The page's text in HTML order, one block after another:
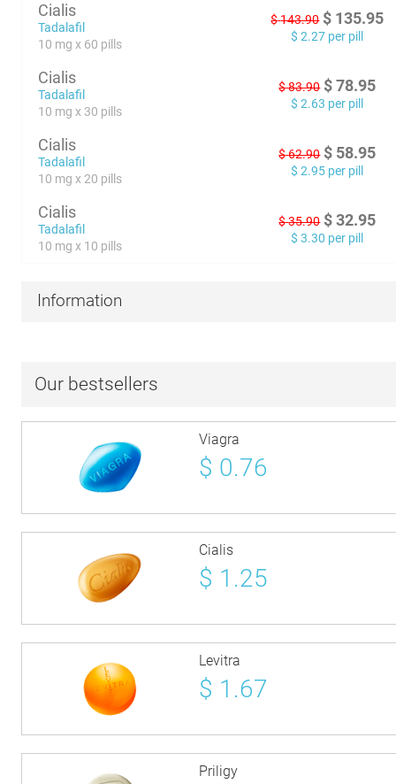
Cialis
Tadalafil
10 mg x 60 pills
$143.90 $ 135.95
$ 2.27 per pill
Cialis
Tadalafil
10 mg x 30 pills
$83.90 $ 78.95
$ 2.63 per pill
Cialis
Tadalafil
10 mg x 20 pills
$62.90 $ 58.95
$ 2.95 per pill
Cialis
Tadalafil
10 mg x 10 pills
$35.90 $ 32.95
$ 3.30 per pill
Information
Our bestsellers
Viagra
$ 0.76
Cialis
$ 1.25
Levitra
$ 1.67
Priligy